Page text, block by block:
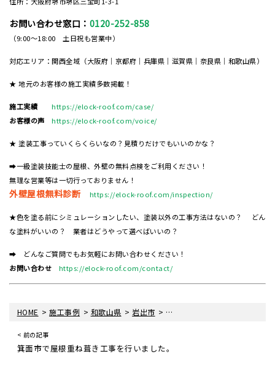
お問い合わせ窓口： 0120-252-858
（9:00～18:00 土日祝も営業中）
対応エリア：関西全域（大阪府｜京都府｜兵庫県｜滋賀県｜奈良県｜和歌山県）
★ 地元のお客様の施工実績多数掲載！
施工実績
https://elock-roof.com/case/
お客様の声
https://elock-roof.com/voice/
★ 塗装工事っていくらくらいなの？見積りだけでもいいのかな？
➡一級塗装技能士の屋根、外壁の無料点検をご利用ください！
無理な営業等は一切行っておりません！
外壁屋根無料診断 https://elock-roof.com/inspection/
★色を塗る前にシミュレーションしたい、塗装以外の工事方法はないの？ どん
な塗料がいいの？ 業者はどうやって選べばいいの？
➡ どんなご質問でもお気軽にお問い合わせください！
お問い合わせ
https://elock-roof.com/contact/
HOME >施工事例 > 和歌山県 > 岩出市 > 岩出市で屋根重ね葺き工事を
< 前の記事
箕面市で屋根重ね葺き工事を行いました。